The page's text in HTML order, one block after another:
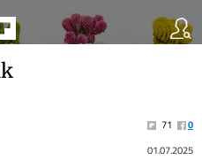
71
0
01.07.2025